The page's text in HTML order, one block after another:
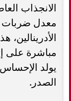
الانجذاب
معدل ضربات
الأدرينالين،
مباشرة على
يولد
الصدر.